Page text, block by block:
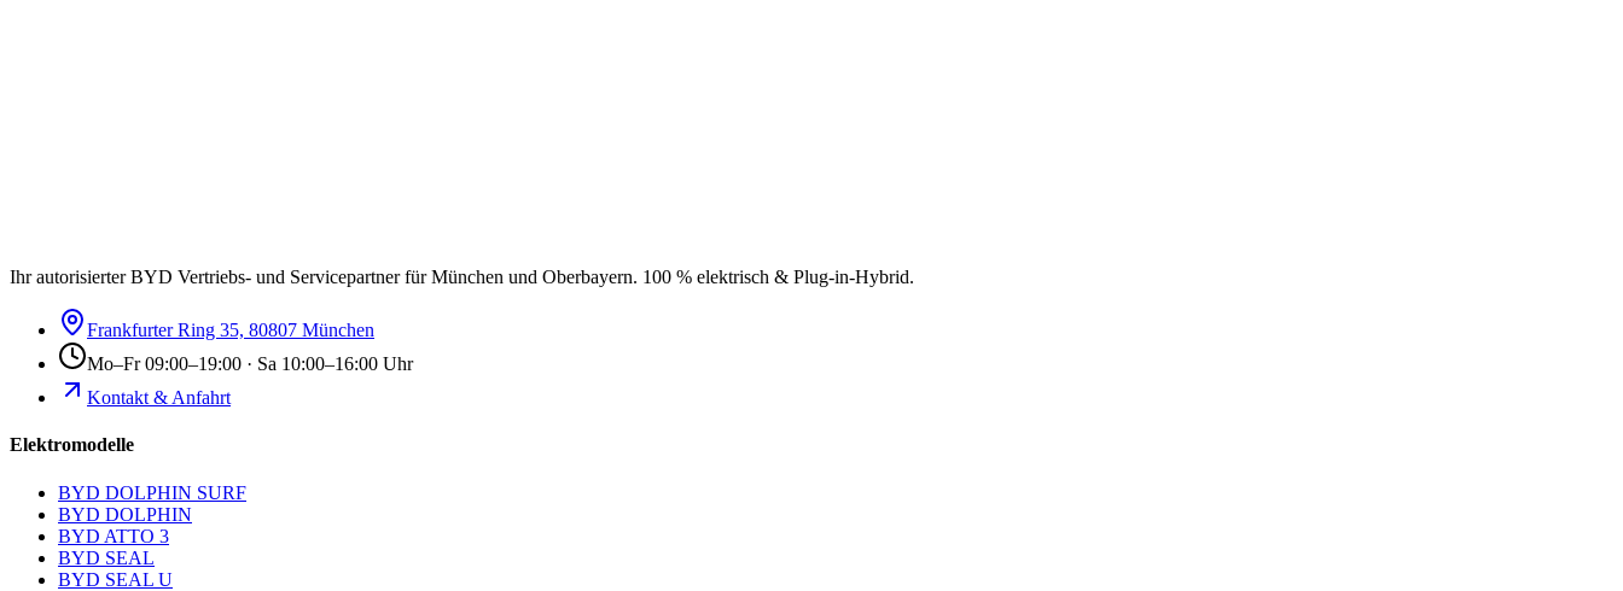
Ihr autorisierter BYD Vertriebs- und Servicepartner für München und Oberbayern. 100 % elektrisch & Plug-in-Hybrid.
Frankfurter Ring 35, 80807 München
Mo–Fr 09:00–19:00 · Sa 10:00–16:00 Uhr
Kontakt & Anfahrt
Elektromodelle
BYD DOLPHIN SURF
BYD DOLPHIN
BYD ATTO 3
BYD SEAL
BYD SEAL U